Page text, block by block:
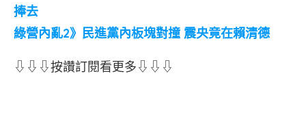
捧去
綠營內亂2》民進黨內板塊對撞 震央竟在賴清德
⇩⇩⇩按讚訂閱看更多⇩⇩⇩